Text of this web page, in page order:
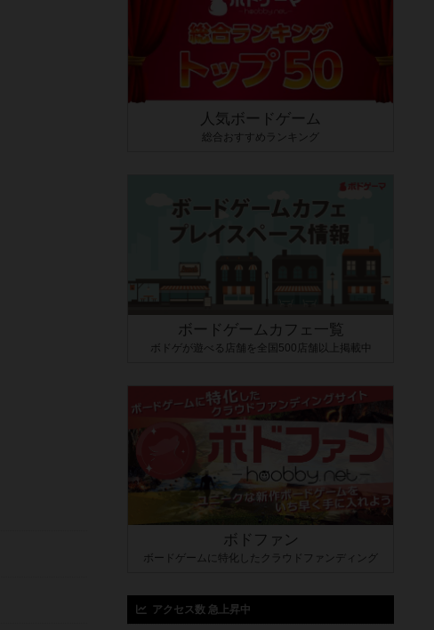
人気ボードゲーム
総合おすすめランキング
ボードゲームカフェ一覧
ボドゲが遊べる店舗を全国500店舗以上掲載中
ボドファン
ボードゲームに特化したクラウドファンディング
アクセス数 急上昇中